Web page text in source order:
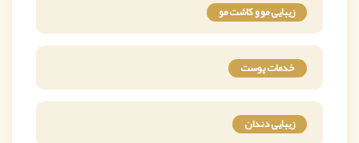
زیبایی مو و کاشت مو
خدمات پوست
زیبایی دندان